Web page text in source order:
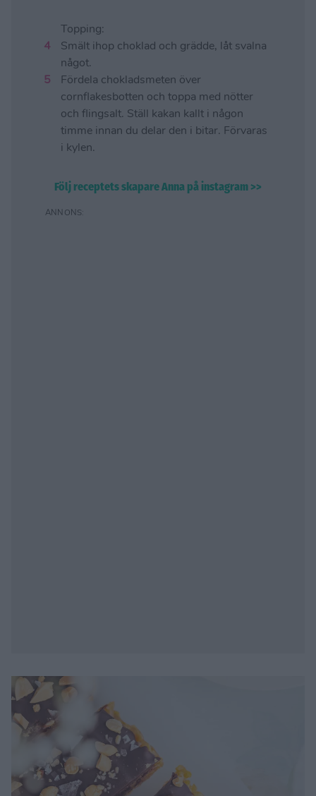
Topping:
Smält ihop choklad och grädde, låt svalna
något.
Fördela chokladsmeten över
cornflakesbotten och toppa med nötter
och flingsalt. Ställ kakan kallt i någon
timme innan du delar den i bitar. Förvaras
i kylen.
Följ receptets skapare Anna på instagram >>